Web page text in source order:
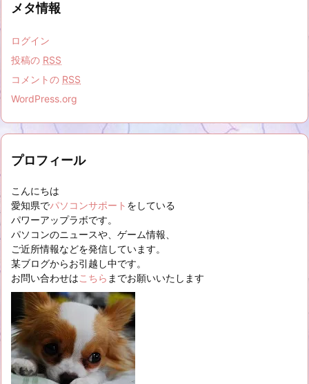
メタ情報
ログイン
投稿の RSS
コメントの RSS
WordPress.org
プロフィール
こんにちは
愛知県でパソコンサポート をしている
パワーアップラボです。
パソコンのニュースや、ゲーム情報、
ご近所情報などを発信しています。
某ブログからお引越し中です。
お問い合わせはこちら までお願いいたします